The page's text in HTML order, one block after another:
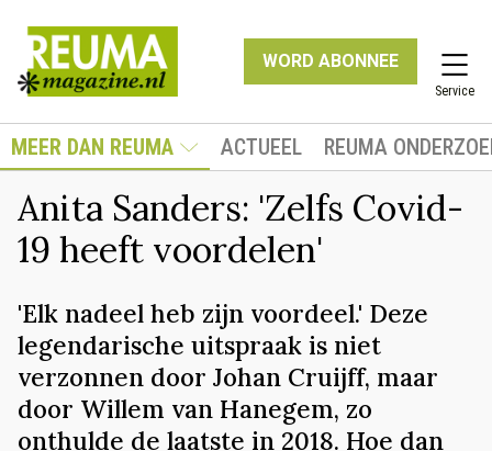
WORD ABONNEE
Service
MEER DAN REUMA ACTUEEL REUMA
Anita Sanders: 'Zelfs Covid-
19 heeft voordelen'
'Elk nadeel heb zijn voordeel.' Deze
legendarische uitspraak is niet
verzonnen door Johan Cruijff, maar
door Willem van Hanegem, zo
onthulde de laatste in 2018. Hoe dan